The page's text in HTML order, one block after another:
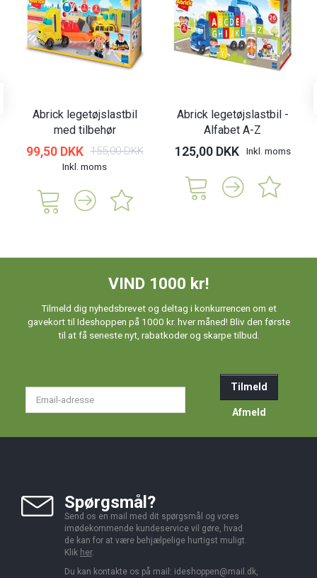
Abrick legetøjslastbil
med tilbehør
99,50 DKK 155,00 DKK
Inkl. moms
Abrick legetøjslastbil -
Alfabet A-Z
125,00 DKK Inkl. moms
VIND 1000 kr!
Tilmeld dig nyhedsbrevet og deltag i konkurrencen om et
gavekort til Ideshoppen på 1000 kr. hver måned! Bliv den første
til at få seneste nyt, rabatkoder og skarpe tilbud.
Tilmeld
Afmeld
Spørgsmål?
Send os en mail med dit spørgsmål og vores
imødekommende kundeservice vil gøre, hvad
de kan for at være behjælpelige hurtigst muligt.
Klik her.
Du kan kontakte os på mail: ideshoppen@mail.dk,